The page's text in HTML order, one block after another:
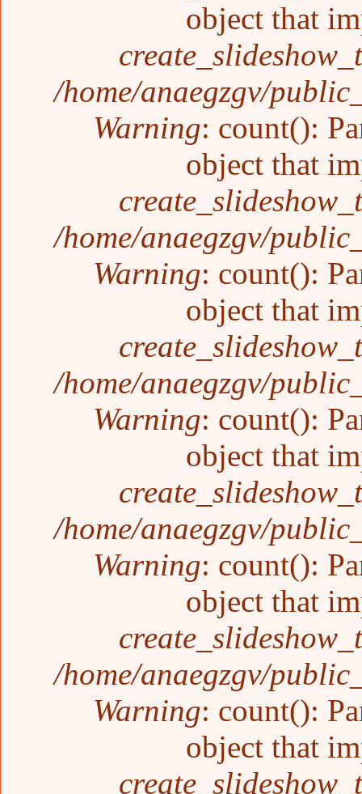
object that
/home/anaegzgv/
Warning: count():
object that
/home/anaegzgv/
Warning: count():
object that
/home/anaegzgv/
Warning: count():
object that
/home/anaegzgv/
Warning: count():
object that
/home/anaegzgv/
Warning: count():
object that